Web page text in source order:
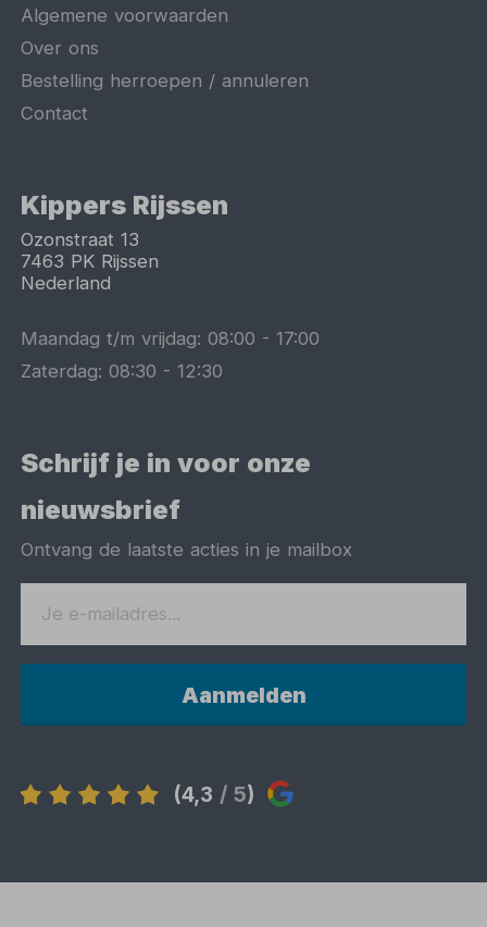
Algemene voorwaarden
Over ons
Bestelling herroepen / annuleren
Contact
Kippers Rijssen
Ozonstraat 13
7463 PK Rijssen
Nederland
Maandag t/m vrijdag:08:00 -17:00
Zaterdag:08:30 -12:30
Schrijf je in voor onze
nieuwsbrief
Ontvang de laatste acties in je mailbox
Aanmelden
(4,3 / 5)